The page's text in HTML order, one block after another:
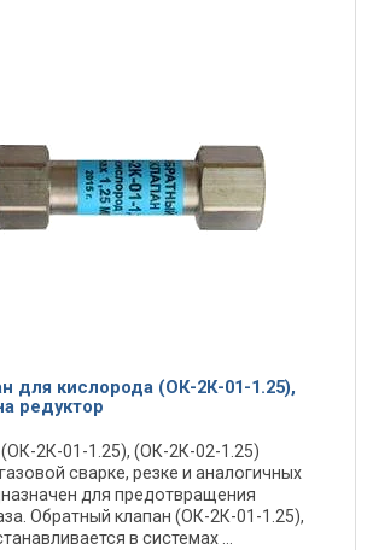
для кислорода (ОК-2К-01-1.25),
редуктор
2К-01-1.25), (ОК-2К-02-1.25)
сварке, резке и аналогичных
для предотвращения
Обратный клапан (ОК-2К-01-1.25),
в системах ...